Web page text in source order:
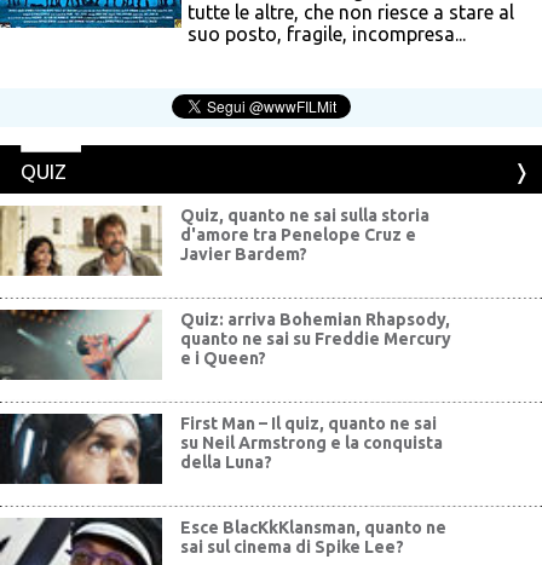
tutte le altre, che non riesce a stare al
suo posto, fragile, incompresa...
QUIZ
Quiz, quanto ne sai sulla storia
d'amore tra Penelope Cruz e
Javier Bardem?
Quiz: arriva Bohemian Rhapsody,
quanto ne sai su Freddie Mercury
e i Queen?
First Man – Il quiz, quanto ne sai
su Neil Armstrong e la conquista
della Luna?
Esce BlacKkKlansman, quanto ne
sai sul cinema di Spike Lee?